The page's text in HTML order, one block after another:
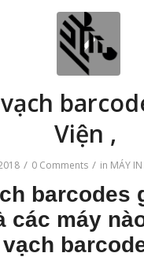
Viện ,
/ 0 Comments / in MÁY
barcodes
các máy